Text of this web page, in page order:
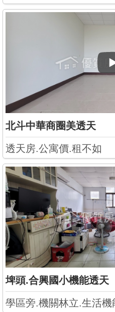
北斗中華商圈美透天
透天房.公寓價.租不如
埤頭.合興國小機能透天
學區旁.機關林立.生活機